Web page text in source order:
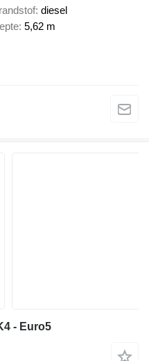
diesel
5,62 m
- Euro5